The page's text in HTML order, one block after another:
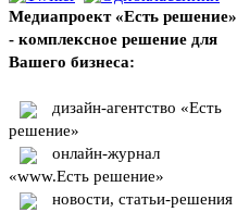
Медиапроект «Есть решение»
- комплексное решение для
Вашего бизнеса:
дизайн-агентство «Есть
решение»
онлайн-журнал
«www.Есть решение»
новости, статьи-решения